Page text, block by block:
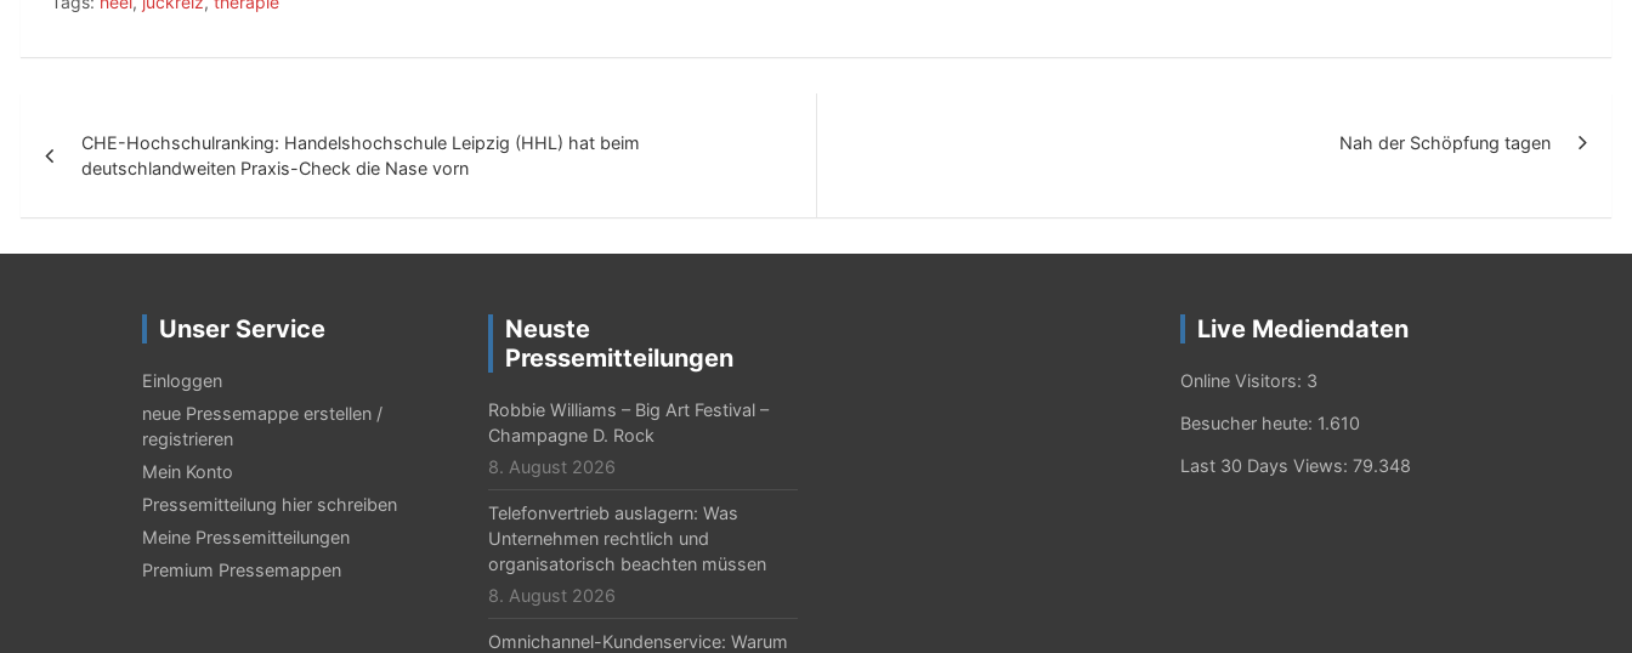
CHE-Hochschulranking: Handelshochschule Leipzig (HHL) hat beim
deutschlandweiten Praxis-Check die Nase vorn
Nah der Schöpfung tagen
Unser Service
Einloggen
neue Pressemappe erstellen /
registrieren
Mein Konto
Pressemitteilung hier schreiben
Meine Pressemitteilungen
Premium Pressemappen
Neuste
Pressemitteilungen
Robbie Williams – Big Art Festival –
Champagne D. Rock
8. August 2026
Telefonvertrieb auslagern: Was
Unternehmen rechtlich und
organisatorisch beachten müssen
8. August 2026
Omnichannel-Kundenservice: Warum
Live Mediendaten
Online Visitors: 3
Besucher heute: 1.610
Last 30 Days Views: 79.348